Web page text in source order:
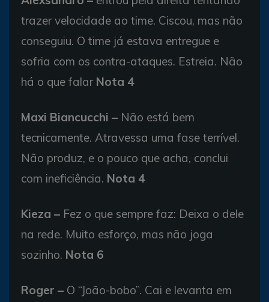
trazer velocidade ao time. Ciscou, mas não
conseguiu. O time já estava entregue e
sofria com os contra-ataques. Estreia. Não
há o que falar Nota 4
Maxi Biancucchi – Não está bem
tecnicamente. Atravessa uma fase terrível.
Não produz, e o pouco que acha, conclui
com ineficiência. Nota 4
Kieza – Fez o que sempre faz: Deixa o dele
na rede. Muito esforço, mas não joga
sozinho. Nota 6
Roger – O “João-bobo”. Cai e levanta em